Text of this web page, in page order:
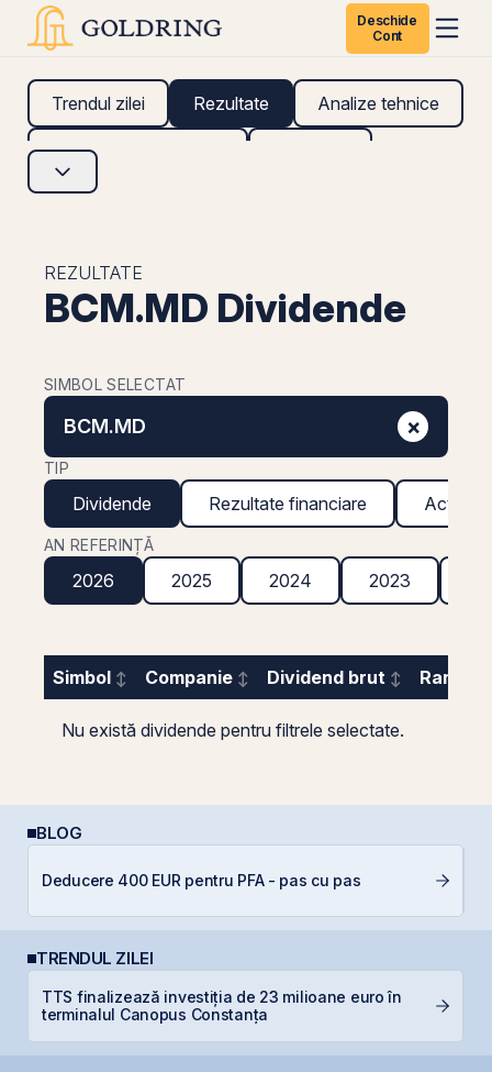
Deschide
Cont
Trendul zilei Rezultate Analize tehnice
Analize fundamentale
REZULTATE
BCM.MD Dividende
SIMBOL SELECTAT
BCM.MD ×
TIP
Dividende Rezultate financiare Acțiuni
AN REFERINȚĂ
2026 2025 2024 2023
Simbol Companie Dividend brut
Nu există dividende pentru filtrele selectate.
BLOG
Deducere 400 EUR pentru PFA - pas cu pas
TRENDUL ZILEI
TTS finalizează investiția de 23 milioane euro în
terminalul Canopus Constanța